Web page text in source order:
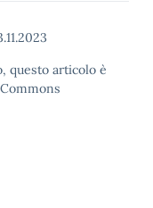
questo articolo è